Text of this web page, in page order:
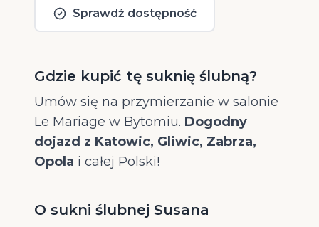
Sprawdź dostępność
Gdzie kupić tę suknię ślubną?
Umów się na przymierzanie w salonie
Le Mariage w Bytomiu. Dogodny
dojazd z Katowic, Gliwic, Zabrza,
Opola i całej Polski!
O sukni ślubnej Susana